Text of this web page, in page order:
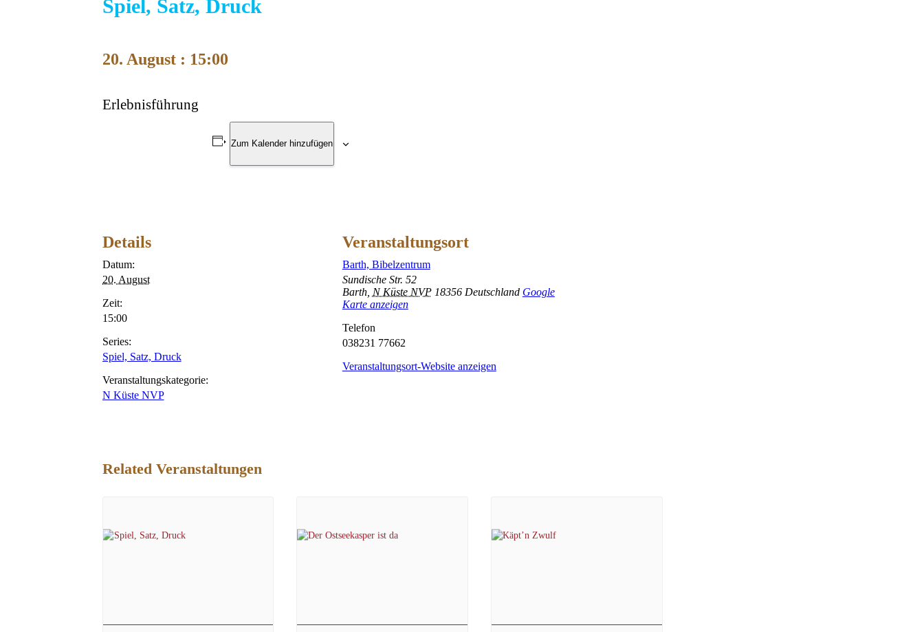
Spiel, Satz, Druck
20. August : 15:00
Erlebnisführung
Zum Kalender hinzufügen
Details
Datum:
20. August
Zeit:
15:00
Series:
Spiel, Satz, Druck
Veranstaltungskategorie:
N Küste NVP
Veranstaltungsort
Barth, Bibelzentrum
Sundische Str. 52
Barth, N Küste NVP 18356 Deutschland Google
Karte anzeigen
Telefon
038231 77662
Veranstaltungsort-Website anzeigen
Related Veranstaltungen